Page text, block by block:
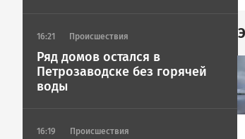
16:21 Происшествия
Ряд домов остался в
Петрозаводске без горячей
воды
16:19 Происшествия